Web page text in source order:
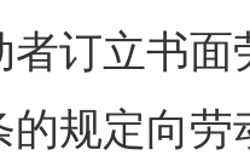
者订立书
的规定向